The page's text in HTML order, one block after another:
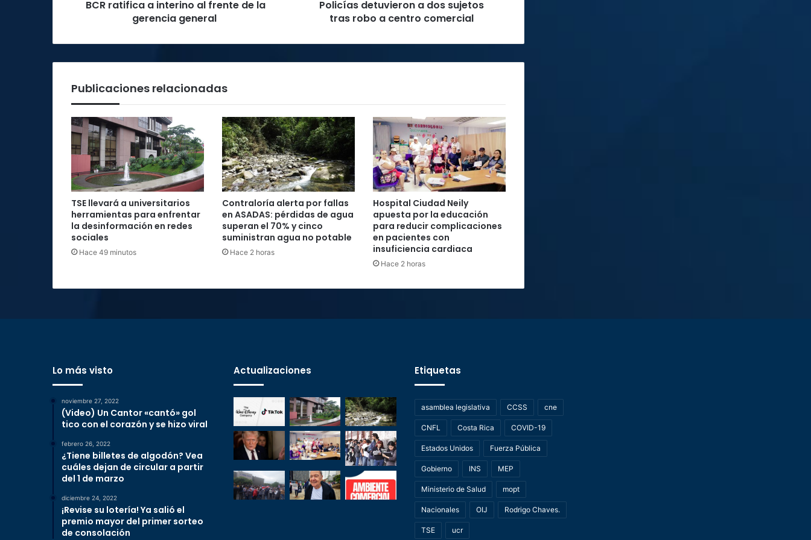
general
BCR ratifica a interino al frente de la
gerencia general
comercialPolicías detuvieron a dos sujetos
tras robo a centro comercial
Publicaciones relacionadas
TSE llevará a universitarios
herramientas para enfrentar
la desinformación en redes
sociales
Hace 49 minutos
Contraloría alerta por fallas
en ASADAS: pérdidas de agua
superan el 70% y cinco
suministran agua no potable
Hace 2 horas
Hospital Ciudad Neily
apuesta por la educación
para reducir complicaciones
en pacientes con
insuficiencia cardiaca
Hace 2 horas
Lo más visto
noviembre 27, 2022
(Video) Un Cantor «cantó» gol
tico con el corazón y se hizo viral
febrero 26, 2022
¿Tiene billetes de algodón? Vea
cuáles dejan de circular a partir
del 1 de marzo
diciembre 24, 2022
¡Revise su lotería! Ya salió el
premio mayor del primer sorteo
de consolación
Actualizaciones Etiquetas
asamblea legislativa CCSS cne
CNFL Costa Rica COVID-19
Estados Unidos Fuerza Pública
Gobierno INS MEP
Ministerio de Salud mopt
Nacionales OIJ Rodrigo Chaves.
TSE ucr